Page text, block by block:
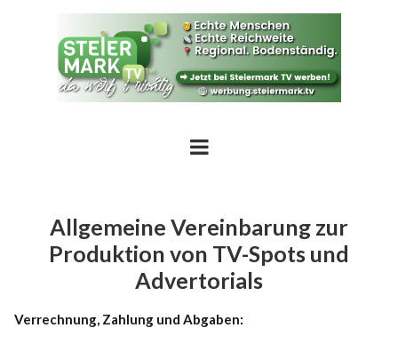
Allgemeine Vereinbarung zur
Produktion von TV-Spots und
Advertorials
Verrechnung, Zahlung und Abgaben: